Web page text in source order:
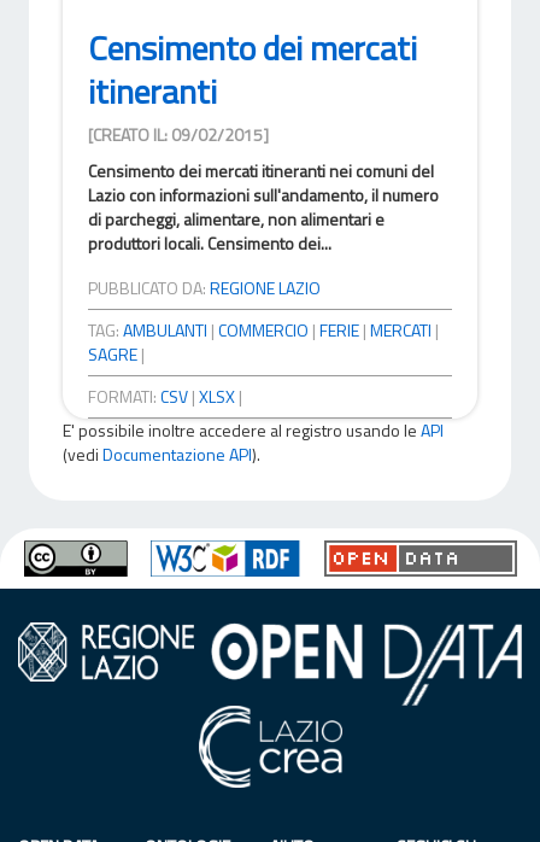
Censimento dei mercati
itineranti
[CREATO IL: 09/02/2015]
Censimento dei mercati itineranti nei comuni del
Lazio con informazioni sull'andamento, il numero
di parcheggi, alimentare, non alimentari e
produttori locali. Censimento dei...
PUBBLICATO DA:REGIONE LAZIO
TAG:AMBULANTI |COMMERCIO |FERIE|MERCATI |
SAGRE|
FORMATI:CSV|XLSX|
E' possibile inoltre accedere al registro usando leAPI
(vediDocumentazione API).